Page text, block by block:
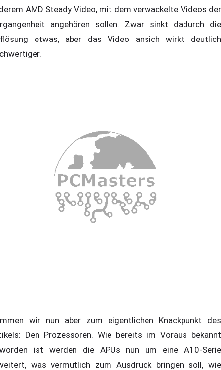
AMD Steady Video, mit dem verwackelte Videos der
angehören sollen. Zwar sinkt dadurch die
etwas, aber das Video ansich wirkt deutlich
wir nun aber zum eigentlichen Knackpunkt des
Den Prozessoren. Wie bereits im Voraus bekannt
ist werden die APUs nun um eine A10-Serie
was vermutlich zum Ausdruck bringen soll, wie